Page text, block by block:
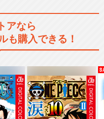
アなら
も購入できる！